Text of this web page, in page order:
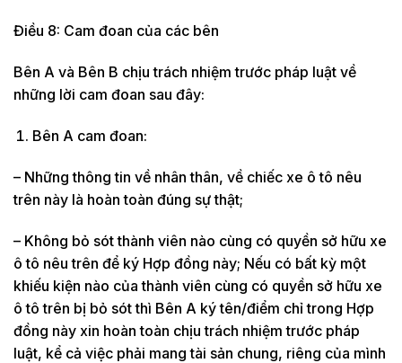
Điều 8: Cam đoan của các bên
Bên A và Bên B chịu trách nhiệm trước pháp luật về
những lời cam đoan sau đây:
Bên A cam đoan:
– Những thông tin về nhân thân, về chiếc xe ô tô nêu
trên này là hoàn toàn đúng sự thật;
– Không bỏ sót thành viên nào cùng có quyền sở hữu xe
ô tô nêu trên để ký Hợp đồng này; Nếu có bất kỳ một
khiếu kiện nào của thành viên cùng có quyền sở hữu xe
ô tô trên bị bỏ sót thì Bên A ký tên/điểm chỉ trong Hợp
đồng này xin hoàn toàn chịu trách nhiệm trước pháp
luật, kể cả việc phải mang tài sản chung, riêng của mình